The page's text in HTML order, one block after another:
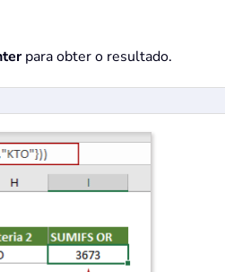
para obter o resultado.